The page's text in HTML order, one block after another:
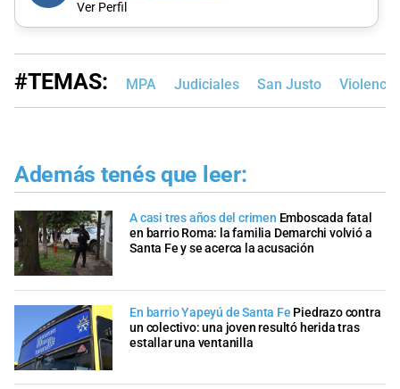
Ver Perfil
#TEMAS: MPA Judiciales San Justo
Además tenés que leer:
A casi tres años del crimen Emboscada fatal
en barrio Roma: la familia Demarchi volvió a
Santa Fe y se acerca la acusación
En barrio Yapeyú de Santa Fe Piedrazo contra
un colectivo: una joven resultó herida tras
estallar una ventanilla